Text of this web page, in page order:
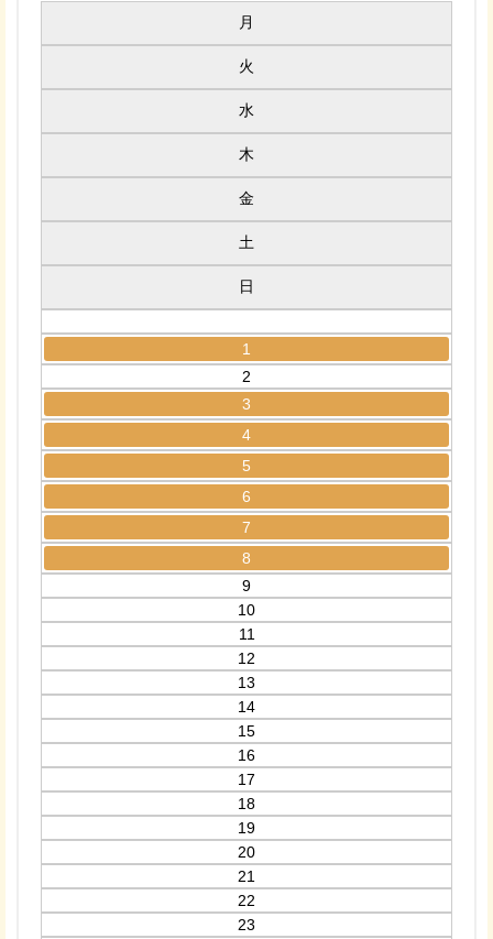
月
火
水
木
金
土
日
1
2
3
4
5
6
7
8
9
10
11
12
13
14
15
16
17
18
19
20
21
22
23